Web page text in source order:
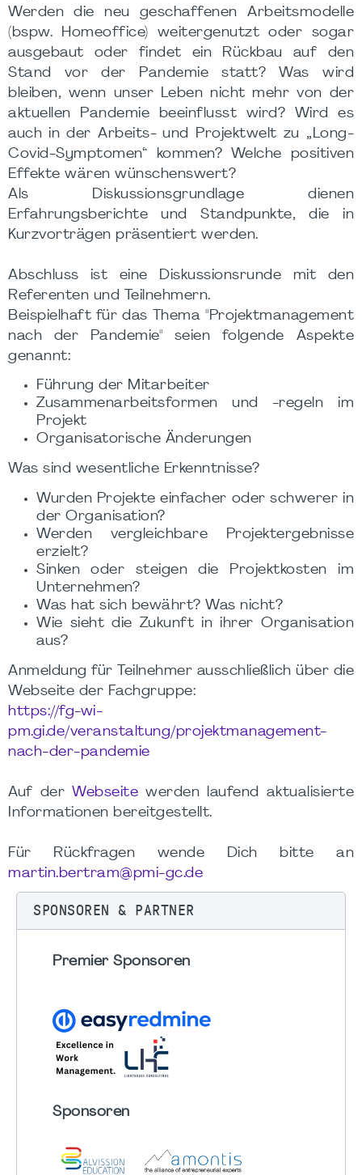
Werden die neu geschaffenen Arbeitsmodelle
(bspw. Homeoffice) weitergenutzt oder sogar
ausgebaut oder findet ein Rückbau auf den
Stand vor der Pandemie statt? Was wird
bleiben, wenn unser Leben nicht mehr von der
aktuellen Pandemie beeinflusst wird? Wird es
auch in der Arbeits- und Projektwelt zu „Long-
Covid-Symptomen“ kommen? Welche positiven
Effekte wären wünschenswert?
Als Diskussionsgrundlage dienen
Erfahrungsberichte und Standpunkte, die in
Kurzvorträgen präsentiert werden.
Abschluss ist eine Diskussionsrunde mit den
Referenten und Teilnehmern.
Beispielhaft für das Thema "Projektmanagement
nach der Pandemie" seien folgende Aspekte
genannt:
Führung der Mitarbeiter
Zusammenarbeitsformen und -regeln im
Projekt
Organisatorische Änderungen
Was sind wesentliche Erkenntnisse?
Wurden Projekte einfacher oder schwerer in
der Organisation?
Werden vergleichbare Projektergebnisse
erzielt?
Sinken oder steigen die Projektkosten im
Unternehmen?
Was hat sich bewährt? Was nicht?
Wie sieht die Zukunft in ihrer Organisation
aus?
Anmeldung für Teilnehmer ausschließlich über die
Webseite der Fachgruppe:
https://fg-wi-
pm.gi.de/veranstaltung/projektmanagement-
nach-der-pandemie
Auf der Webseite werden laufend aktualisierte
Informationen bereitgestellt.
Für Rückfragen wende Dich bitte an
martin.bertram@pmi-gc.de
SPONSOREN & PARTNER
Premier Sponsoren
Sponsoren